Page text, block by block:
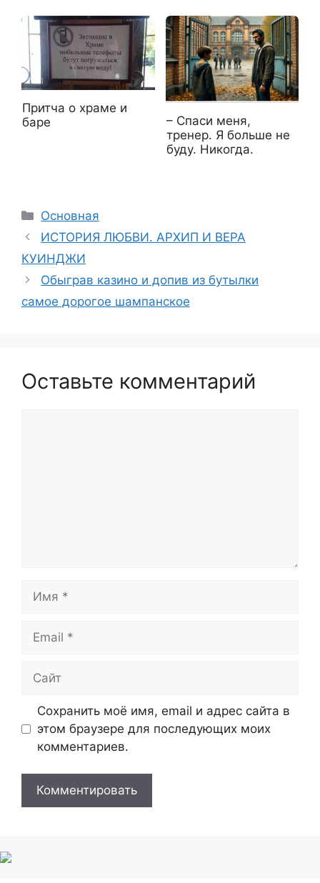
Притча о храме и
баре
– Спаси меня,
тренер. Я больше не
буду. Никогда.
Рубрики
Основная
ИСТОРИЯ ЛЮБВИ. АРХИП И ВЕРА
КУИНДЖИ
Обыграв казино и допив из бутылки
самое дорогое шампанское
Оставьте комментарий
Сохранить моё имя, email и адрес сайта в
этом браузере для последующих моих
комментариев.